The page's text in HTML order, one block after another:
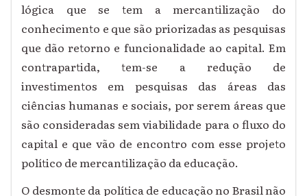
lógica que se tem a mercantilização do
conhecimento e que são priorizadas as pesquisas
que dão retorno e funcionalidade ao capital. Em
contrapartida, tem-se a redução de
investimentos em pesquisas das áreas das
ciências humanas e sociais, por serem áreas que
são consideradas sem viabilidade para o fluxo do
capital e que vão de encontro com esse projeto
político de mercantilização da educação.
O desmonte da política de educação no Brasil não